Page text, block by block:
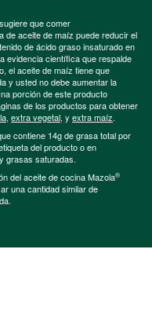
que comer
de aceite de maíz puede reducir el
de ácido graso insaturado en
evidencia científica que respalde
el aceite de maíz tiene que
y usted no debe aumentar la
porción de este producto
de los productos para obtener
, extra vegetal, y extra maíz.
contiene 14g de grasa total por
del producto o en
grasas saturadas.
del aceite de cocina Mazola®
una cantidad similar de